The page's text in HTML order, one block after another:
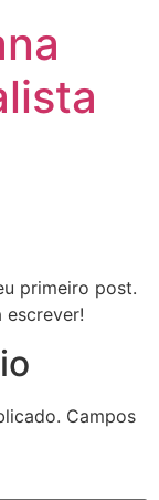
primeiro post.
Campos